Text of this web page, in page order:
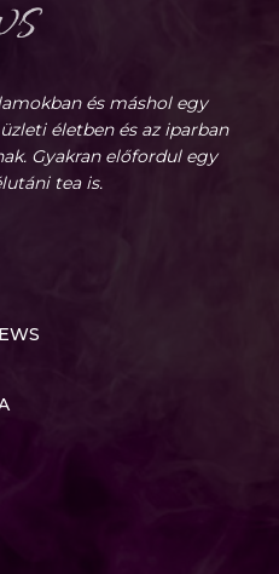
és máshol egy
életben és az iparban
Gyakran előfordul egy
tea is.